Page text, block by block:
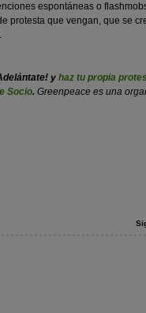
espontáneas o
protesta que vengan, que se
y haz tu propia
Socio. Greenpeace es una